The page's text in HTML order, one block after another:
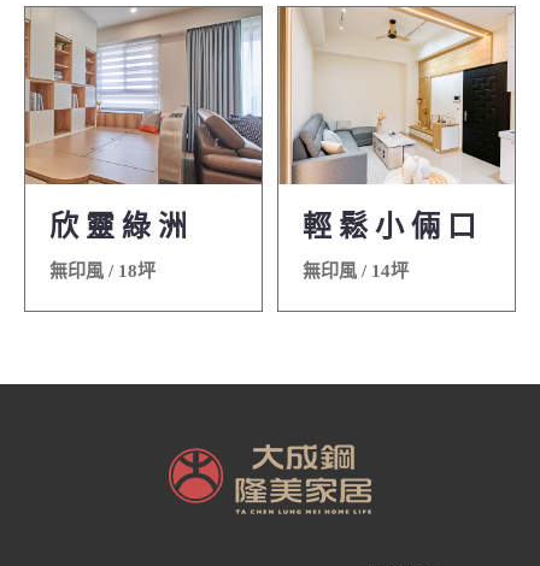
欣 靈 綠 洲
無印風 / 18坪
輕 鬆 小 倆 口
無印風 / 14坪